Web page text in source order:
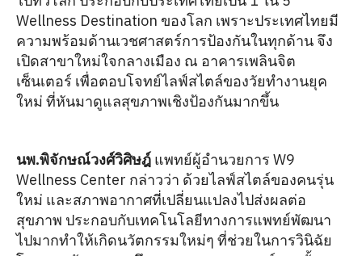
Wellness Destination ของโลก เพราะประเทศไทยมี
ความพร้อมด้านเวชศาสตร์การป้องกันในทุกด้าน จึง
เปิดสาขาใหม่ใจกลางเมือง ณ อาคารเพลินจิต
เซ็นเตอร์ เพื่อตอบโจทย์ไลฟ์สไตล์ของวัยทำงานยุค
ใหม่ ที่หันมาดูแลสุขภาพเชิงป้องกันมากขึ้น
นพ.พิจักษณ์วงศ์วิศิษฎ์ แพทย์ผู้อำนวยการ W9
Wellness Center กล่าวว่า ด้วยไลฟ์สไตล์ของคนรุ่น
ใหม่ และสภาพอากาศที่เปลี่ยนแปลงไปส่งผลต่อ
สุขภาพ ประกอบกับเทคโนโลยีทางการแพทย์พัฒนา
ไปมากทำให้เกิดนวัตกรรมใหม่ๆ ที่ช่วยในการวินิฉัย